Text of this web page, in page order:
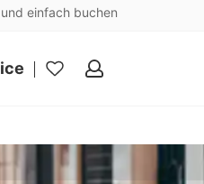
einfach buchen
Meine